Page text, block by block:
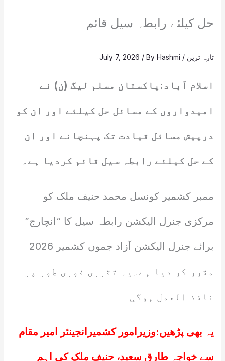
حل کیلئے رابطہ سیل قائم
تازہ ترین /
July 7, 2026 / ByHashmi
اسلام آباد:پاکستان مسلم لیگ (ن) نے
امیدواروں کے مسائل حل کیلئے اور ان کو
درپیش مسائل قیادت تک پہنچانے اور ان
کے حل کیلئے رابطہ سیل قائم کردیا ہے۔
ممبر کشمیر کونسل محمد حنیف ملک کو
مرکزی جنرل الیکشن رابطہ سیل کا “انچارج”
برائے جنرل الیکشن آزاد جموں کشمیر 2026
مقرر کر دیا ہے۔یہ تقرری فوری طور پر
نافذ العمل ہوگی
یہ بھی پڑھیں:وزیرامور کشمیرانجینئر امیر مقام
سے خواجہ طارق سعید، حنیف ملک کی اہم